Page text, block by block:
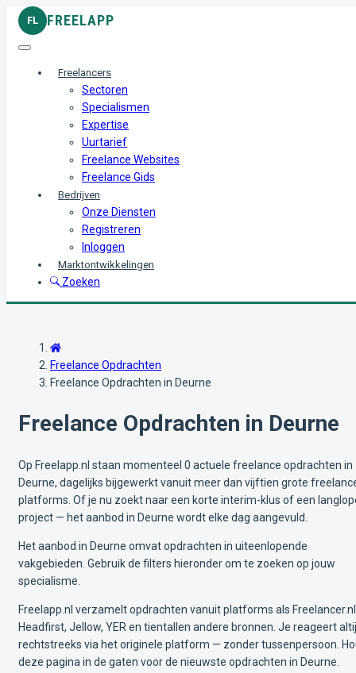
FL FREELAPP
Freelancers
Sectoren
Specialismen
Expertise
Uurtarief
Freelance Websites
Freelance Gids
Bedrijven
Onze Diensten
Registreren
Inloggen
Marktontwikkelingen
Zoeken
Freelance Opdrachten
Freelance Opdrachten in Deurne
Freelance Opdrachten in Deurne
Op Freelapp.nl staan momenteel 0 actuele freelance opdrachten in
Deurne, dagelijks bijgewerkt vanuit meer dan vijftien grote
platforms. Of je nu zoekt naar een korte interim-klus of een
project — het aanbod in Deurne wordt elke dag aangevuld.
Het aanbod in Deurne omvat opdrachten in uiteenlopende
vakgebieden. Gebruik de filters hieronder om te zoeken op jouw
specialisme.
Freelapp.nl verzamelt opdrachten vanuit platforms als
Headfirst, Jellow, YER en tientallen andere bronnen. Je reageert
rechtstreeks via het originele platform — zonder tussenpersoon.
deze pagina in de gaten voor de nieuwste opdrachten in Deurne.